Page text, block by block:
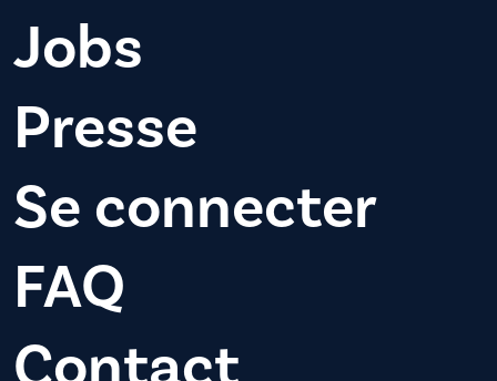
Jobs
Presse
Se connecter
FAQ